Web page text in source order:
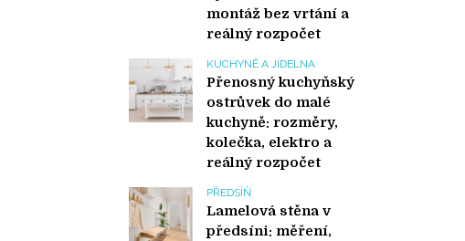
montáž bez vrtání a
reálný rozpočet
KUCHYNĚ A JÍDELNA
Přenosný kuchyňský
ostrůvek do malé
kuchyně: rozměry,
kolečka, elektro a
reálný rozpočet
PŘEDSÍŇ
Lamelová stěna v
předsíni: měření,